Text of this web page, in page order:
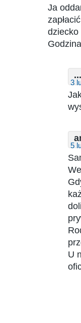
Ja
dziecko
3
5
U